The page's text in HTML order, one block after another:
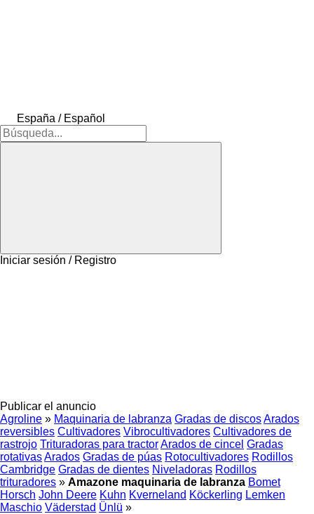
España / Español
Iniciar sesión / Registro
Publicar el anuncio
Agroline » Maquinaria de labranza Gradas de discosArados
reversibles Cultivadores Vibrocultivadores Cultivadores de
rastrojo Trituradoras para tractorArados de cincel Gradas
rotativasArados Gradas de púas Rotocultivadores Rodillos
Cambridge Gradas de dientes Niveladoras Rodillos
trituradores » Amazone maquinaria de labranza Bomet
Horsch John Deere Kuhn Kverneland Köckerling Lemken
Maschio Väderstad Ünlü »